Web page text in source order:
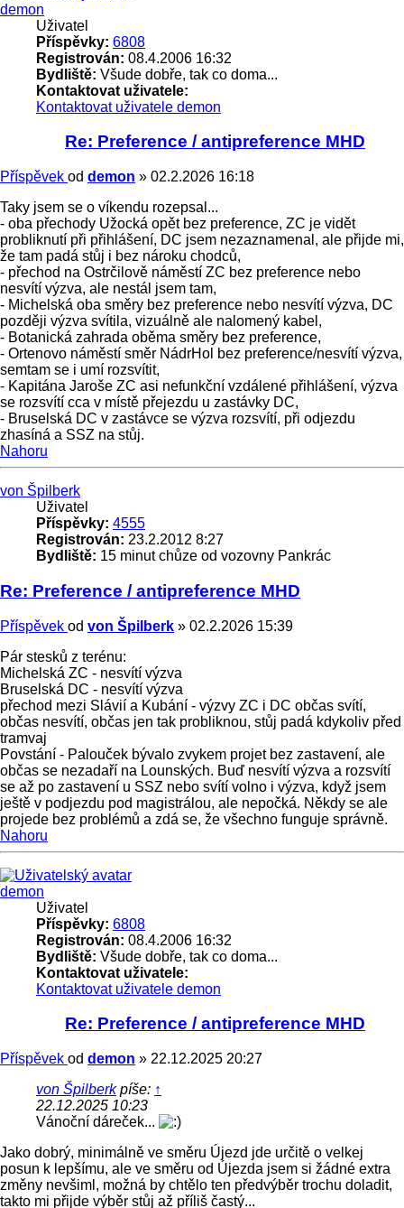
demon
Uživatel
Příspěvky: 6808
Registrován: 08.4.2006 16:32
Bydliště: Všude dobře, tak co doma...
Kontaktovat uživatele:
Kontaktovat uživatele demon
Re: Preference / antipreference MHD
Příspěvek od demon » 02.2.2026 16:18
Taky jsem se o víkendu rozepsal...
- oba přechody Užocká opět bez preference, ZC je vidět
probliknutí při přihlášení, DC jsem nezaznamenal, ale přijde mi,
že tam padá stůj i bez nároku chodců,
- přechod na Ostrčilově náměstí ZC bez preference nebo
nesvítí výzva, ale nestál jsem tam,
- Michelská oba směry bez preference nebo nesvítí výzva, DC
později výzva svítila, vizuálně ale nalomený kabel,
- Botanická zahrada oběma směry bez preference,
- Ortenovo náměstí směr NádrHol bez preference/nesvítí výzva,
semtam se i umí rozsvítit,
- Kapitána Jaroše ZC asi nefunkční vzdálené přihlášení, výzva
se rozsvítí cca v místě přejezdu u zastávky DC,
- Bruselská DC v zastávce se výzva rozsvítí, při odjezdu
zhasíná a SSZ na stůj.
Nahoru
von Špilberk
Uživatel
Příspěvky: 4555
Registrován: 23.2.2012 8:27
Bydliště: 15 minut chůze od vozovny Pankrác
Re: Preference / antipreference MHD
Příspěvek od von Špilberk » 02.2.2026 15:39
Pár stesků z terénu:
Michelská ZC - nesvítí výzva
Bruselská DC - nesvítí výzva
přechod mezi Slávií a Kubání - výzvy ZC i DC občas svítí,
občas nesvítí, občas jen tak probliknou, stůj padá kdykoliv před
tramvaj
Povstání - Palouček bývalo zvykem projet bez zastavení, ale
občas se nezadaří na Lounských. Buď nesvítí výzva a rozsvítí
se až po zastavení u SSZ nebo svítí volno i výzva, když jsem
ještě v podjezdu pod magistrálou, ale nepočká. Někdy se ale
projede bez problémů a zdá se, že všechno funguje správně.
Nahoru
demon
Uživatel
Příspěvky: 6808
Registrován: 08.4.2006 16:32
Bydliště: Všude dobře, tak co doma...
Kontaktovat uživatele:
Kontaktovat uživatele demon
Re: Preference / antipreference MHD
Příspěvek od demon » 22.12.2025 20:27
von Špilberkpíše: ↑
22.12.2025 10:23
Vánoční dáreček...
Jako dobrý, minimálně ve směru Újezd jde určitě o velkej
posun k lepšímu, ale ve směru od Újezda jsem si žádné extra
změny nevšiml, možná by chtělo ten předvýběr trochu doladit,
takto mi přijde výběr stůj až příliš častý...